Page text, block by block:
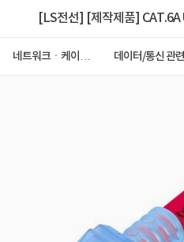
[LS전선] [제작제품]
네트워크ㆍ케이블
데이터/통신 관